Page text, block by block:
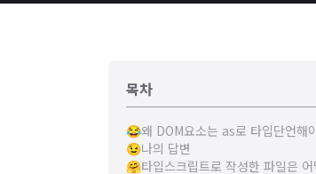
목차
😂왜 DOM요소는 as로 타입단언해
😉나의 답변
🤗타입스크립트로 작성한 파일은